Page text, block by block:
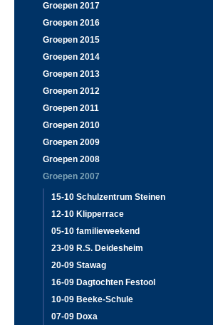
Groepen 2017
Groepen 2016
Groepen 2015
Groepen 2014
Groepen 2013
Groepen 2012
Groepen 2011
Groepen 2010
Groepen 2009
Groepen 2008
Groepen 2007
15-10 Schulzentrum Steinen
12-10 Klipperrace
05-10 familieweekend
23-09 R.S. Deidesheim
20-09 Stawag
16-09 Dagtochten Festool
10-09 Beeke-Schule
07-09 Doxa